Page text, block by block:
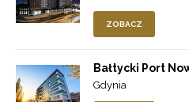
ZOBACZ
Bałtycki Port
Gdynia